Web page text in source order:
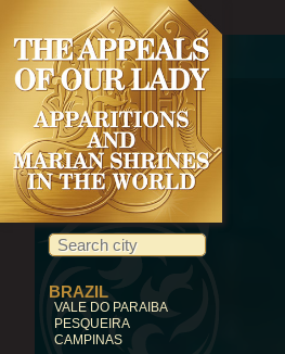
BRAZIL
VALE DO PARAIBA
PESQUEIRA
CAMPINAS